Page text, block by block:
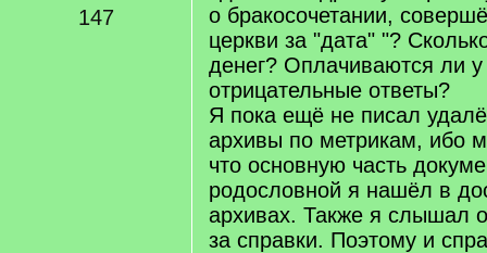
147
о бракосочетании,
церкви за "дата" "?
денег? Оплачиваются ли
отрицательные ответы?
Я пока ещё не писал
архивы по метрикам, ибо
что основную часть
родословной я нашёл в
архивах. Также я слышал
за справки. Поэтому и